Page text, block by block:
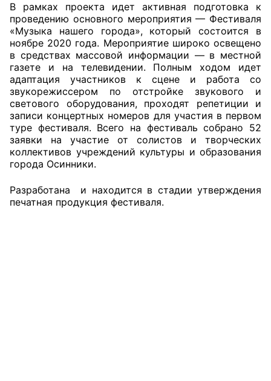
Главная
Общественные советы
Общественные советы при территориальных
органах федеральных органов
исполнительной власти
Общественные советы по проведению
независимой оценки качества условий
оказания услуг
В рамках проекта идет активная подготовка к
проведению основного мероприятия — Фестиваля
«Музыка нашего города», который состоится в
ноябре 2020 года. Мероприятие широко освещено
в средствах массовой информации — в местной
газете и на телевидении. Полным ходом идет
адаптация участников к сцене и работа со
звукорежиссером по отстройке звукового и
светового оборудования, проходят репетиции и
записи концертных номеров для участия в первом
туре фестиваля. Всего на фестиваль собрано 52
заявки на участие от солистов и творческих
коллективов учреждений культуры и образования
города Осинники.
Разработана и находится в стадии утверждения
печатная продукция фестиваля.